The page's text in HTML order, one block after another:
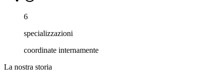
6
specializzazioni
coordinate internamente
La nostra storia